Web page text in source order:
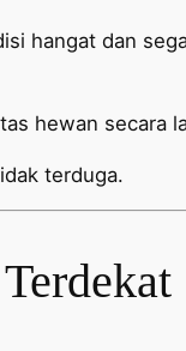
hangat dan
hewan secara
terduga.